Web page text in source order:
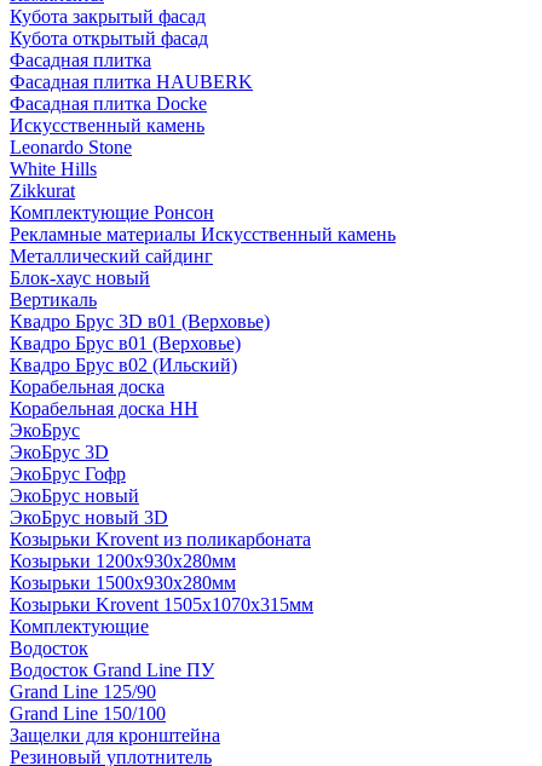
Кубота закрытый фасад
Кубота открытый фасад
Фасадная плитка
Фасадная плитка HAUBERK
Фасадная плитка Docke
Искусственный камень
Leonardo Stone
White Hills
Zikkurat
Комплектующие Ронсон
Рекламные материалы Искусственный камень
Металлический сайдинг
Блок-хаус новый
Вертикаль
Квадро Брус 3D в01 (Верховье)
Квадро Брус в01 (Верховье)
Квадро Брус в02 (Ильский)
Корабельная доска
Корабельная доска НН
ЭкоБрус
ЭкоБрус 3D
ЭкоБрус Гофр
ЭкоБрус новый
ЭкоБрус новый 3D
Козырьки Krovent из поликарбоната
Козырьки 1200х930х280мм
Козырьки 1500х930х280мм
Козырьки Krovent 1505х1070х315мм
Комплектующие
Водосток
Водосток Grand Line ПУ
Grand Line 125/90
Grand Line 150/100
Защелки для кронштейна
Резиновый уплотнитель